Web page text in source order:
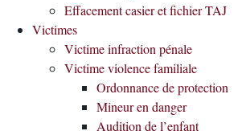
Effacement casier et fichier TAJ
Victimes
Victime infraction pénale
Victime violence familiale
Ordonnance de protection
Mineur en danger
Audition de l’enfant